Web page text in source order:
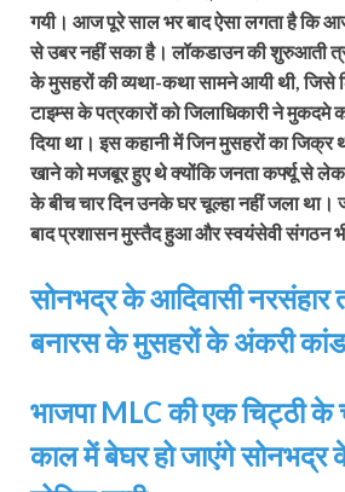
गयी। आज पूरे साल भर बाद ऐसा लगता है कि
से उबर नहीं सका है। लॉकडाउन की शुरुआती
के मुसहरों की व्‍यथा-कथा सामने आयी थी,
टाइम्‍स के पत्रकारों को जिलाधिकारी ने मुकदमे
दिया था। इस कहानी में जिन मुसहरों का
खाने को मजबूर हुए थे क्‍योंकि जनता कर्फ्यू से
के बीच चार दिन उनके घर चूल्‍हा नहीं जला
बाद प्रशासन मुस्‍तैद हुआ और स्‍वयंसेवी संगठन
सोनभद्र के आदिवासी नरसंहार
बनारस के मुसहरों के अंकरी
भाजपा MLC की एक चिट्ठी के
काल में बेघर हो जाएंगे सोनभद्र